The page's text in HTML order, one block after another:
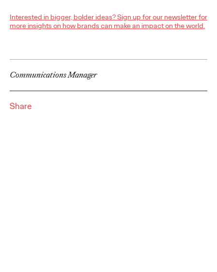
Interested in bigger, bolder ideas? Sign up for our newsletter for
more insights on how brands can make an impact on the world.
Communications Manager
Share
Growth Officer. Luca De Fino: "Uno scouter di opportunità di
crescita, trasversale all…
PRESS